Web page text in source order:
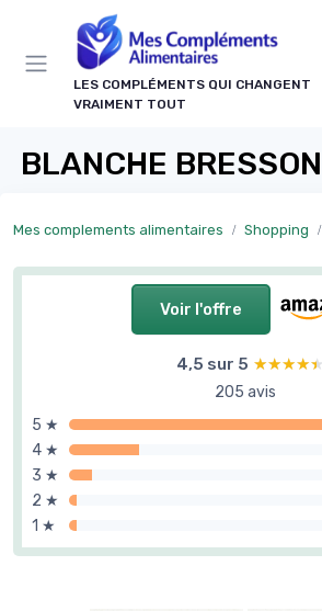
LES COMPLÉMENTS QUI CHANGENT
VRAIMENT TOUT
BLANCHE
Mes complements alimentaires Shopping
Voir l'offre
4,5 sur 5 ★★★★★
★★★★★
205 avis
5 ★
4 ★
3 ★
2 ★
1 ★
Panneau de gestion des cookies